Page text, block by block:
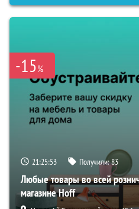
-15%
21:25:51 Получили:83
Любые товары во всей
магазине Hoff